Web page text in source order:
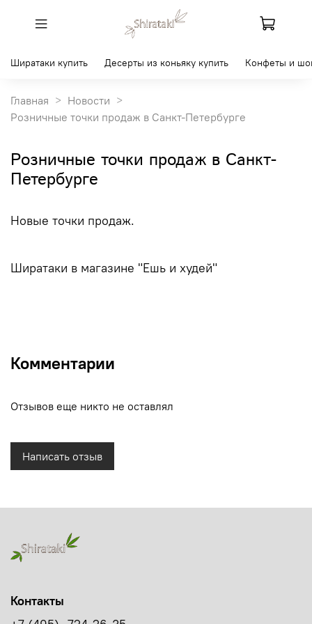
Ширатаки купить Десерты из коньяку купить Конфеты и
Главная
Новости
Розничные точки продаж в Санкт-Петербурге
Розничные точки продаж в Санкт-
Петербурге
Новые точки продаж.
Ширатаки в магазине "Ешь и худей"
Комментарии
Отзывов еще никто не оставлял
Написать отзыв
Контакты